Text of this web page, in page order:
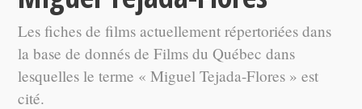
Les fiches de films actuellement répertoriées dans
la base de donnés de Films du Québec dans
lesquelles le terme « Miguel Tejada-Flores » est
cité.